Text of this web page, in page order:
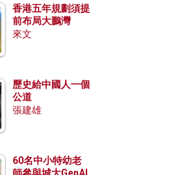
香港五年規劃須提
前布局大鵬灣
來文
歷史給中國人一個
公道
張建雄
60名中小特幼老